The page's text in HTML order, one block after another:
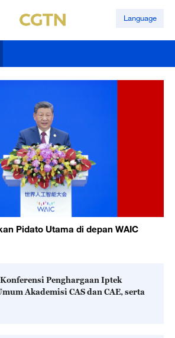
Language
Pidato Utama di depan WAIC
Penghargaan Iptek
Akademisi CAS dan CAE, serta